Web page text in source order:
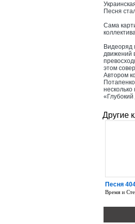
Песня
Сама
Видеоряд
движений
этом
Автором
Другие
Песня
Время и